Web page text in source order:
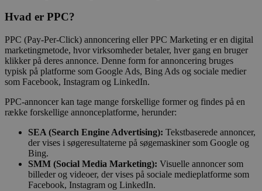
Hvad er PPC?
PPC (Pay-Per-Click) annoncering eller PPC Marketing er en digital
marketingmetode, hvor virksomheder betaler, hver gang en bruger
klikker på deres annonce. Denne form for annoncering bruges
typisk på platforme som Google Ads, Bing Ads og sociale medier
som Facebook, Instagram og LinkedIn.
PPC-annoncer kan tage mange forskellige former og findes på en
række forskellige annonceplatforme, herunder:
SEA (Search Engine Advertising): Tekstbaserede annoncer,
der vises i søgeresultaterne på søgemaskiner som Google og
Bing.
SMM (Social Media Marketing): Visuelle annoncer som
billeder og videoer, der vises på sociale medieplatforme som
Facebook, Instagram og LinkedIn.